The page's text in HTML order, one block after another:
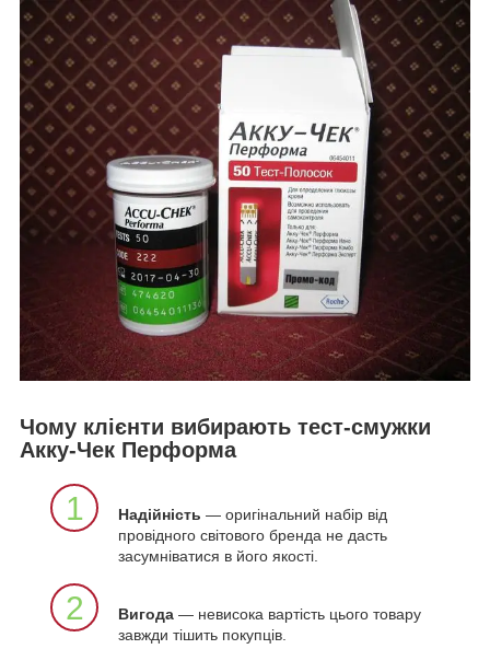
Чому клієнти вибирають тест-смужки
Акку-Чек Перформа
1 Надійність — оригінальний набір від
провідного світового бренда не дасть
засумніватися в його якості.
2 Вигода — невисока вартість цього товару
завжди тішить покупців.